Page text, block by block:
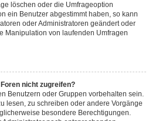
löschen oder die Umfrageoption
ein Benutzer abgestimmt haben, so kann
oder Administratoren geändert oder
Manipulation von laufenden Umfragen
nicht zugreifen?
Benutzern oder Gruppen vorbehalten sein.
lesen, zu schreiben oder andere Vorgänge
besondere Berechtigungen.